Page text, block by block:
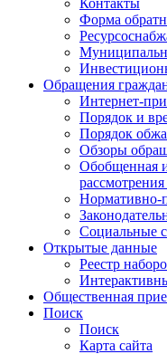
Контакты
Форма
Обращения
Интернет-
Порядок и
Порядок
Обзоры
Обобщенная
Нормативно-
Социальные
Открытые данные
Реестр
Общественная
Поиск
Поиск
Карта сайта